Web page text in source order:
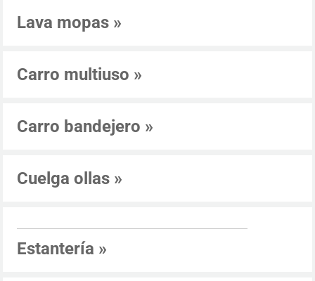
Lava mopas »
Carro multiuso »
Carro bandejero »
Cuelga ollas »
Estantería »